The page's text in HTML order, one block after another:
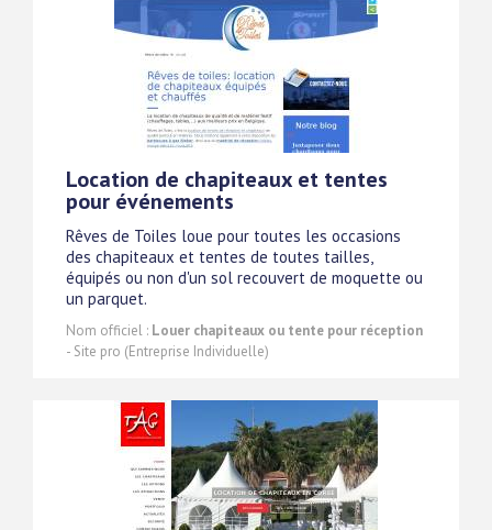
Location de chapiteaux et tentes
pour événements
Rêves de Toiles loue pour toutes les occasions
des chapiteaux et tentes de toutes tailles,
équipés ou non d'un sol recouvert de moquette ou
un parquet.
Nom officiel : Louer chapiteaux ou tente pour réception
- Site pro (Entreprise Individuelle)